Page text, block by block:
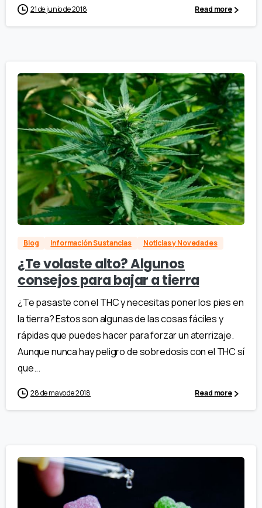
21 de junio de 2018 Read more
Blog Información Sustancias Noticias y Novedades
¿Te volaste alto? Algunos
consejos para bajar a tierra
¿Te pasaste con el THC y necesitas poner los pies en
la tierra? Estos son algunas de las cosas fáciles y
rápidas que puedes hacer para forzar un aterrizaje.
Aunque nunca hay peligro de sobredosis con el THC sí
que...
28 de mayo de 2018 Read more